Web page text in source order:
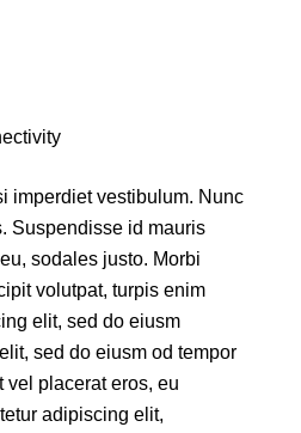
imperdiet vestibulum. Nunc
Suspendisse id mauris
sodales justo. Morbi
volutpat, turpis enim
elit, sed do eiusm
sed do eiusm od tempor
vel placerat eros, eu
adipiscing elit,